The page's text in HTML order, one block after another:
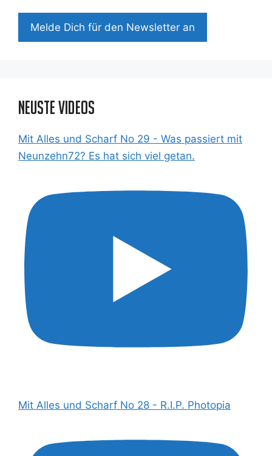
Mel­de Dich für den News­let­ter an
Neuste Videos
Mit Alles und Scharf No 29 - Was passiert mit
Neunzehn72? Es hat sich viel getan.
Mit Alles und Scharf No 28 - R.I.P. Photopia